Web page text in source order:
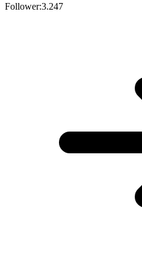
Follower:3.247